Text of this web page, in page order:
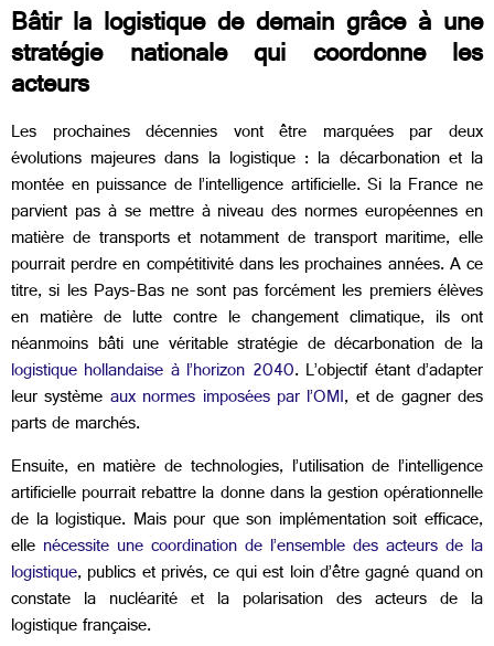
Bâtir la logistique de demain grâce à une
stratégie nationale qui coordonne les
acteurs
Les prochaines décennies vont être marquées par deux
évolutions majeures dans la logistique : la décarbonation et la
montée en puissance de l’intelligence artificielle. Si la France ne
parvient pas à se mettre à niveau des normes européennes en
matière de transports et notamment de transport maritime, elle
pourrait perdre en compétitivité dans les prochaines années. A ce
titre, si les Pays-Bas ne sont pas forcément les premiers élèves
en matière de lutte contre le changement climatique, ils ont
néanmoins bâti une véritable stratégie de décarbonation de la
logistique hollandaise à l’horizon 2040. L’objectif étant d’adapter
leur système aux normes imposées par l’OMI, et de gagner des
parts de marchés.
Ensuite, en matière de technologies, l’utilisation de l’intelligence
artificielle pourrait rebattre la donne dans la gestion opérationnelle
de la logistique. Mais pour que son implémentation soit efficace,
elle nécessite une coordination de l’ensemble des acteurs de la
logistique, publics et privés, ce qui est loin d’être gagné quand on
constate la nucléarité et la polarisation des acteurs de la
logistique française.